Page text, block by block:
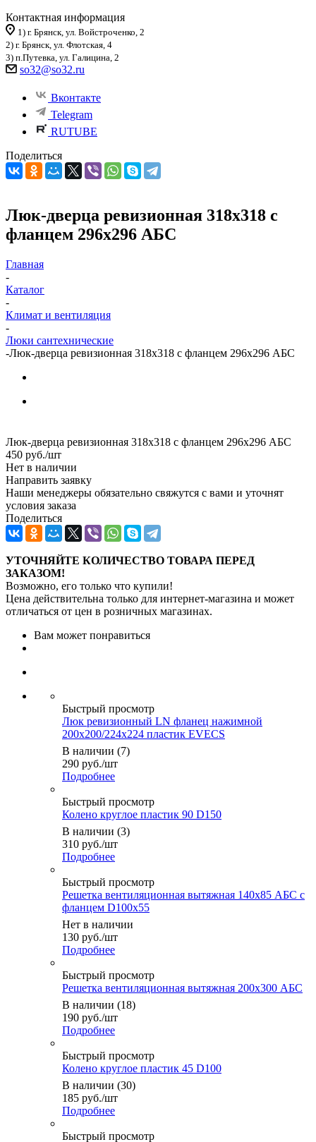
Контактная информация
1) г. Брянск, ул. Войстроченко, 2
2) г. Брянск, ул. Флотская, 4
3) п.Путевка, ул. Галицина, 2
so32@so32.ru
Вконтакте
Telegram
RUTUBE
Поделиться
Люк-дверца ревизионная 318х318 с
фланцем 296х296 АБС
Главная
-
Каталог
-
Климат и вентиляция
-
Люки сантехнические
-Люк-дверца ревизионная 318х318 с фланцем 296х296 АБС
Люк-дверца ревизионная 318х318 с фланцем 296х296 АБС
450 руб./шт
Нет в наличии
Направить заявку
Наши менеджеры обязательно свяжутся с вами и уточнят
условия заказа
Поделиться
УТОЧНЯЙТЕ КОЛИЧЕСТВО ТОВАРА ПЕРЕД
ЗАКАЗОМ!
Возможно, его только что купили!
Цена действительна только для интернет-магазина и может
отличаться от цен в розничных магазинах.
Вам может понравиться
Быстрый просмотр
Люк ревизионный LN фланец нажимной
200х200/224х224 пластик EVECS
В наличии (7)
290 руб./шт
Подробнее
Быстрый просмотр
Колено круглое пластик 90 D150
В наличии (3)
310 руб./шт
Подробнее
Быстрый просмотр
Решетка вентиляционная вытяжная 140х85 АБС с
фланцем D100х55
Нет в наличии
130 руб./шт
Подробнее
Быстрый просмотр
Решетка вентиляционная вытяжная 200х300 АБС
В наличии (18)
190 руб./шт
Подробнее
Быстрый просмотр
Колено круглое пластик 45 D100
В наличии (30)
185 руб./шт
Подробнее
Быстрый просмотр